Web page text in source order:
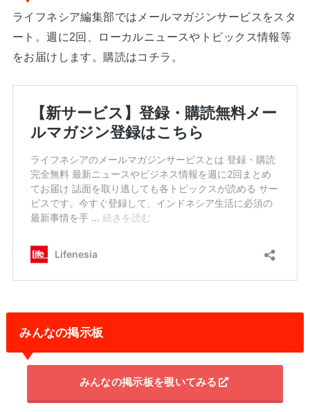
ライフネシア編集部ではメールマガジンサービスをスタ
ート。週に2回、ローカルニュースやトピックス情報等
をお届けします。購読はコチラ。
みんなの掲示板
みんなの掲示板を覗いてみる